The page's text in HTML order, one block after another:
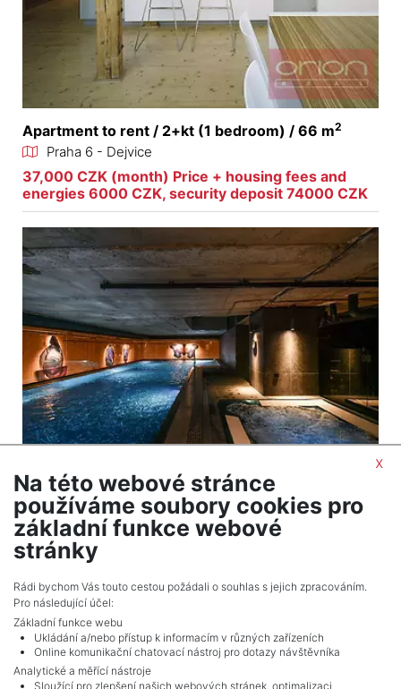
Apartment to rent / 2+kt (1 bedroom) / 66 m2
Praha 6 - Dejvice
37,000 CZK (month) Price + housing fees and
energies 6000 CZK, security deposit 74000 CZK
Apartment for sale / 2+kt (1 bedroom) / 78 m
Praha 4 - Modřany
18,176,000 CZK (real estate) Price
Adverts total10.
x
Na této webové stránce
používáme soubory cookies pro
základní funkce webové
stránky
Rádi bychom Vás touto cestou požádali o souhlas s jejich zpracováním.
Pro následující účel:
Základní funkce webu
Ukládání a/nebo přístup k informacím v různých zařízeních
Online komunikační chatovací nástroj pro dotazy návštěvníka
Analytické a měřící nástroje
Sloužící pro zlepšení našich webových stránek, optimalizaci